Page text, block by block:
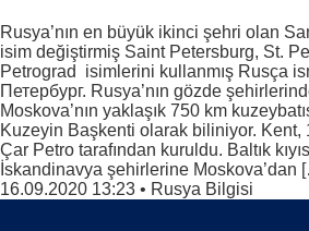
Rusya’nın en büyük ikinci şehri olan
isim değiştirmiş Saint Petersburg, St.
Petrograd isimlerini kullanmış Rusça
Петербург. Rusya’nın gözde
Moskova’nın yaklaşık 750 km
Kuzeyin Başkenti olarak biliniyor. Kent,
Çar Petro tarafından kuruldu. Baltık
İskandinavya şehirlerine Moskova’dan
16.09.2020 13:23 • Rusya Bilgisi